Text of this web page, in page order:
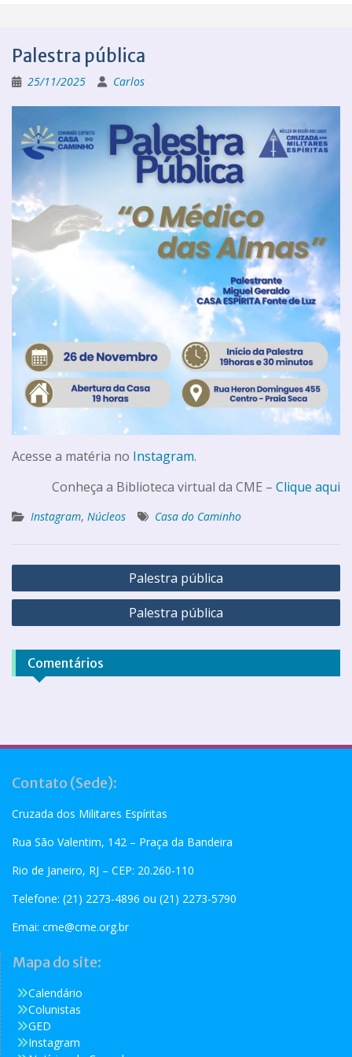
Palestra pública
25/11/2025 Carlos
Acesse a matéria no Instagram.
Conheça a Biblioteca virtual da CME – Clique aqui
Instagram, Núcleos Casa do Caminho
Palestra pública
Palestra pública
Comentários
Contato (Sede):
Cruzada dos Militares Espíritas
Rua São Valentim, 142 – Praça da Bandeira
Rio de Janeiro, RJ – CEP: 20.260-110
Telefone: (21) 2273-4896 ou (21) 2273-5790
Emai: cme@cme.org.br
Mapa do site:
Calendário
Colunistas
GED
Instagram